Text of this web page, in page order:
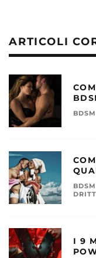
ARTICOLI
BDSM
BDSM
I 9